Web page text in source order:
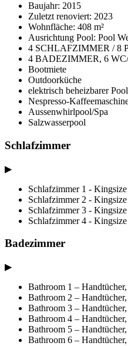
Baujahr: 2015
Zuletzt renoviert: 2023
Wohnfläche: 408 m²
Ausrichtung Pool: Pool
4 SCHLAFZIMMER / 8
4 BADEZIMMER, 6
Bootmiete
Outdoorküche
elektrisch beheizbarer Pool
Nespresso-
Aussenwhirlpool/Spa
Salzwasserpool
Schlafzimmer
▶
Schlafzimmer 1 -
Schlafzimmer 2 -
Schlafzimmer 3 -
Schlafzimmer 4 -
Badezimmer
▶
Bathroom 1 –
Bathroom 2 –
Bathroom 3 –
Bathroom 4 –
Bathroom 5 –
Bathroom 6 –